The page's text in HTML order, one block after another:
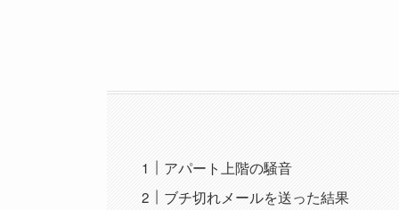
アパート上階の騒音
ブチ切れメールを送った結果